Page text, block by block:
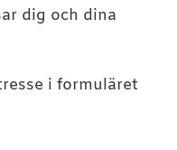
dig och dina
i formuläret